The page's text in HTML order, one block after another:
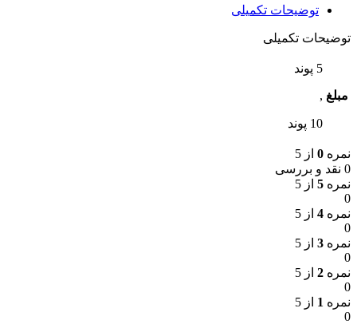
توضیحات تکمیلی
توضیحات تکمیلی
مبلغ
5 پوند
,
10 پوند
نمره 0 از 5
0 نقد و بررسی
نمره 5 از 5
0
نمره 4 از 5
0
نمره 3 از 5
0
نمره 2 از 5
0
نمره 1 از 5
0